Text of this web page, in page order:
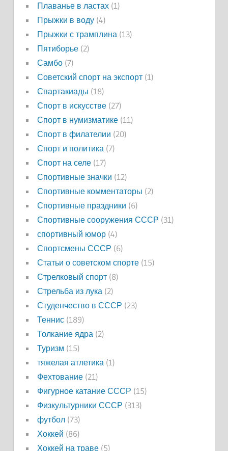
Плаванье в ластах(1)
Прыжки в воду(4)
Прыжки с трамплина(13)
Пятиборье(2)
Самбо(7)
Советский спорт на экспорт(1)
Спартакиады (18)
Спорт в искусстве(27)
Спорт в нумизматике(11)
Спорт в филателии (20)
Спорт и политика(7)
Спорт на селе(17)
Спортивные значки (12)
Спортивные комментаторы (2)
Спортивные праздники (6)
Спортивные сооружения СССР (31)
спортивный юмор(4)
Спортсмены СССР (6)
Статьи о советском спорте(15)
Стрелковый спорт(8)
Стрельба из лука(2)
Студенчество в СССР (23)
Теннис(189)
Толкание ядра(2)
Туризм (15)
тяжелая атлетика(1)
Фехтование(21)
Фигурное катание СССР (15)
Физкультурники СССР (313)
футбол(73)
Хоккей (86)
Хоккей на траве(5)